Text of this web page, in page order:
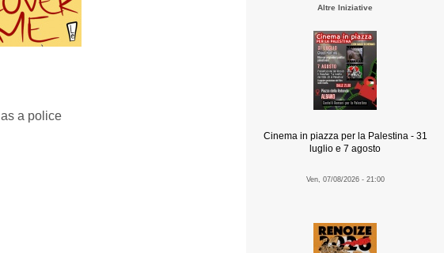
a police
Altre Iniziative
Cinema in piazza per la Palestina - 31
luglio e 7 agosto
Ven, 07/08/2026 - 21:00